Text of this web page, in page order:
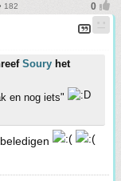
182
Soury het
en nog iets"